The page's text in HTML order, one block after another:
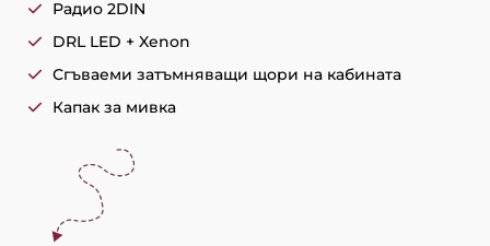
Радио 2DIN
DRL LED + Xenon
Сгъваеми затъмняващи щори на кабината
Капак за мивка